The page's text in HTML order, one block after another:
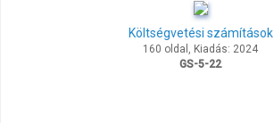
Költségvetési számítások
160 oldal, Kiadás: 2024
GS-5-22